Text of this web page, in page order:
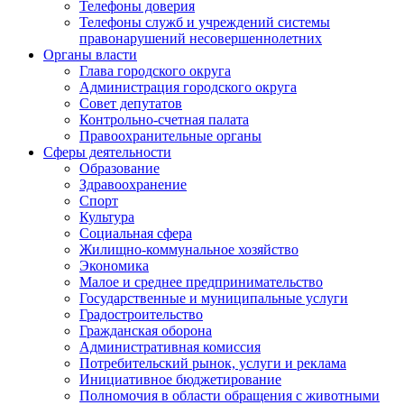
Телефоны доверия
Телефоны служб и учреждений системы
правонарушений несовершеннолетних
Органы власти
Глава городского округа
Администрация городcкого округа
Совет депутатов
Контрольно-счетная палата
Правоохранительные органы
Сферы деятельности
Образование
Здравоохранение
Спорт
Культура
Социальная сфера
Жилищно-коммунальное хозяйство
Экономика
Малое и среднее предпринимательство
Государственные и муниципальные услуги
Градостроительство
Гражданская оборона
Административная комиссия
Потребительский рынок, услуги и реклама
Инициативное бюджетирование
Полномочия в области обращения с животными